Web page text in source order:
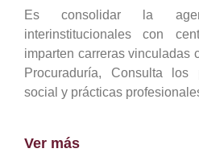
Es consolidar la
interinstitucionales con
imparten carreras vinculadas
Procuraduría, Consulta los
social y prácticas
Ver más